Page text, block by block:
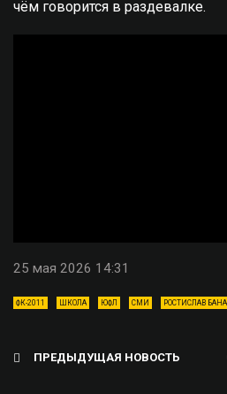
чём говорится в раздевалке.
25 мая 2026 14:31
ФК-2011 ШКОЛА ЮФЛ СМИ РОСТИСЛАВ
ПРЕДЫДУЩАЯ НОВОСТЬ